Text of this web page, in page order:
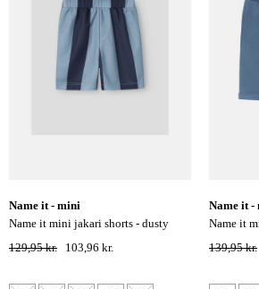
name it - mini
name it mini jakari shorts - dusty
blue
129,95 kr. 103,96 kr.
name it
name it mini mani spider sweat shorts
- blue
139,95 kr.